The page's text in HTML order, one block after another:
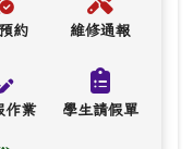
約 維修通報
作業 學生請假單